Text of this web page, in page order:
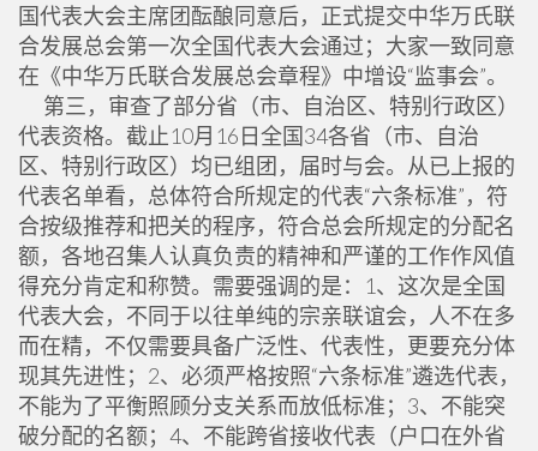
国代表大会主席团酝酿同意后，正式提交中华万氏联
合发展总会第一次全国代表大会通过；大家一致同意
在《中华万氏联合发展总会章程》中增设“监事会”。
第三，审查了部分省（市、自治区、特别行政区）
代表资格。截止10月16日全国34各省（市、自治
区、特别行政区）均已组团，届时与会。从已上报的
代表名单看，总体符合所规定的代表“六条标准”，符
合按级推荐和把关的程序，符合总会所规定的分配名
额，各地召集人认真负责的精神和严谨的工作作风值
得充分肯定和称赞。需要强调的是：1、这次是全国
代表大会，不同于以往单纯的宗亲联谊会，人不在多
而在精，不仅需要具备广泛性、代表性，更要充分体
现其先进性；2、必须严格按照“六条标准”遴选代表，
不能为了平衡照顾分支关系而放低标准；3、不能突
破分配的名额；4、不能跨省接收代表（户口在外省